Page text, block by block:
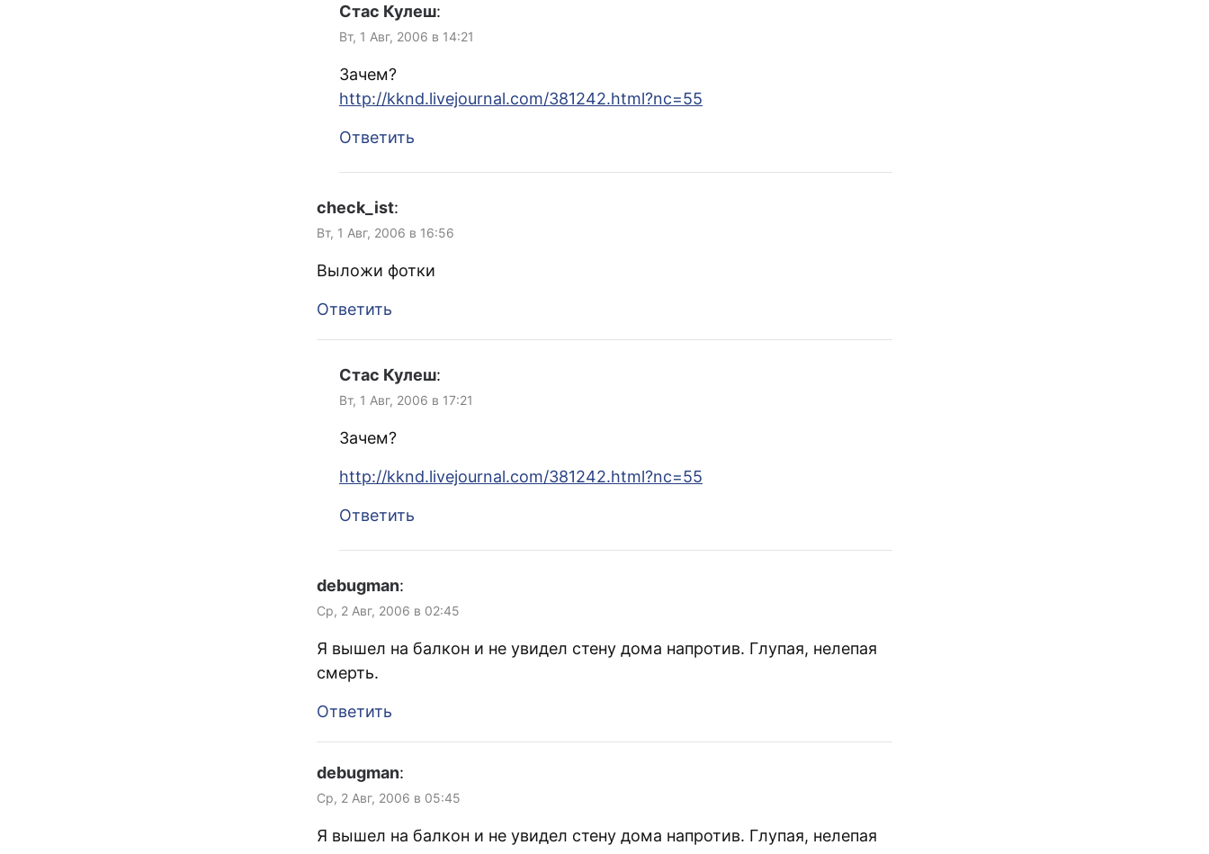
Стас Кулеш:
Вт, 1 Авг, 2006 в 14:21
Зачем?
http://kknd.livejournal.com/381242.html?nc=55
Ответить
check_ist:
Вт, 1 Авг, 2006 в 16:56
Выложи фотки
Ответить
Стас Кулеш:
Вт, 1 Авг, 2006 в 17:21
Зачем?
http://kknd.livejournal.com/381242.html?nc=55
Ответить
debugman:
Ср, 2 Авг, 2006 в 02:45
Я вышел на балкон и не увидел стену дома напротив. Глупая, нелепая
смерть.
Ответить
debugman:
Ср, 2 Авг, 2006 в 05:45
Я вышел на балкон и не увидел стену дома напротив. Глупая, нелепая